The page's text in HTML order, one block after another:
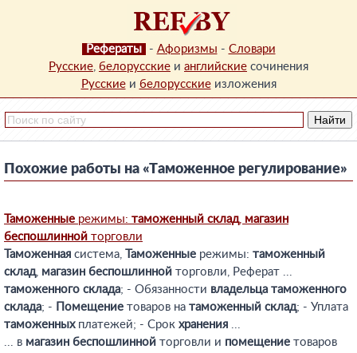
Рефераты - Афоризмы - Словари
Русские, белорусские и английские сочинения
Русскиеи белорусскиеизложения
Похожие работы на «Таможенное регулирование»
Таможенные режимы: таможенный склад, магазин
беспошлинной торговли
Таможенная система, Таможенные режимы: таможенный
склад, магазин беспошлинной торговли, Реферат ...
таможенного склада; - Обязанности владельца таможенного
склада; - Помещение товаров на таможенный склад; - Уплата
таможенныхплатежей; - Срок хранения ...
... в магазин беспошлинной торговли и помещение товаров